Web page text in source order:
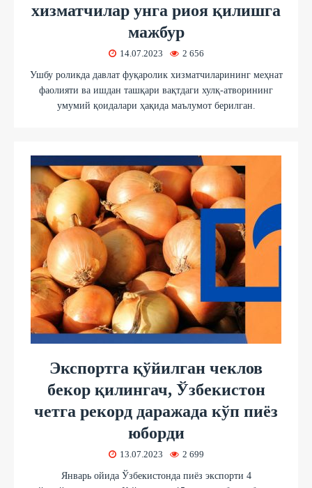
хизматчилар унга риоя қилишга
мажбур
14.07.2023 2 656
Ушбу роликда давлат фуқаролик хизматчиларининг меҳнат
фаолияти ва ишдан ташқари вақтдаги хулқ-атворининг
умумий қоидалари ҳақида маълумот берилган.
Экспортга қўйилган чеклов
бекор қилингач, Ўзбекистон
четга рекорд даражада кўп пиёз
юборди
13.07.2023 2 699
Январь ойида Ўзбекистонда пиёз экспорти 4